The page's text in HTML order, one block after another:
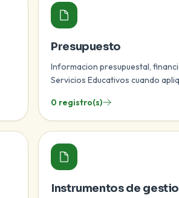
Presupuesto
Informacion presupuestal,
Servicios Educativos cuando
0 registro(s)
Instrumentos de